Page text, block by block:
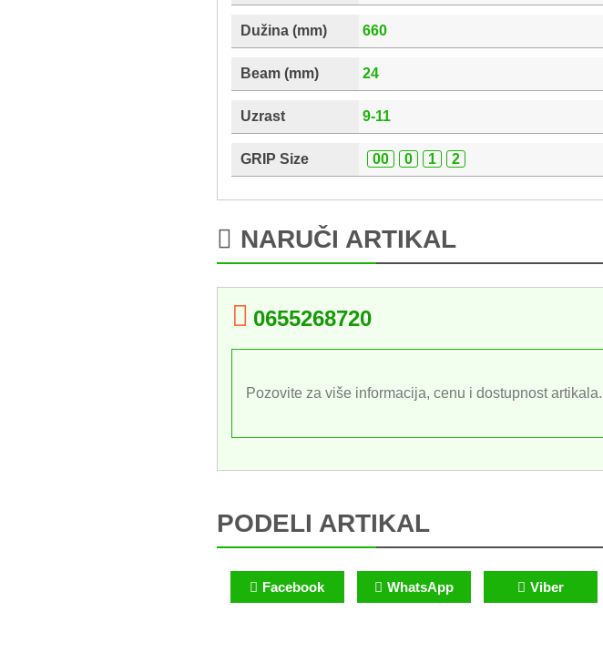
Dužina (mm) 660
Beam (mm) 24
Uzrast 9-11
GRIP Size 00 0 1 2
NARUČI ARTIKAL
0655268720
Pozovite za više informacija, cenu i dostupnost artikala.
PODELI ARTIKAL
Facebook WhatsApp Viber